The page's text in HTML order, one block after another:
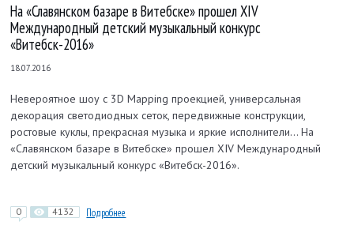
На «Славянском базаре в Витебске» прошел XIV
Международный детский музыкальный конкурс
«Витебск-2016»
18.07.2016
Невероятное шоу с 3D Mapping проекцией, универсальная
декорация светодиодных сеток, передвижные конструкции,
ростовые куклы, прекрасная музыка и яркие исполнители… На
«Славянском базаре в Витебске» прошел XIV Международный
детский музыкальный конкурс «Витебск-2016».
0 4132 Подробнее